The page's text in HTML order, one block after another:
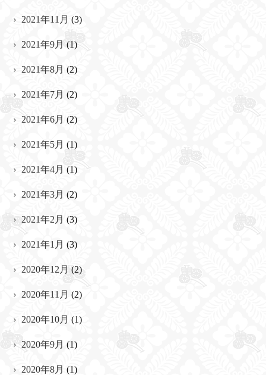
2021年11月 (3)
2021年9月 (1)
2021年8月 (2)
2021年7月 (2)
2021年6月 (2)
2021年5月 (1)
2021年4月 (1)
2021年3月 (2)
2021年2月 (3)
2021年1月 (3)
2020年12月 (2)
2020年11月 (2)
2020年10月 (1)
2020年9月 (1)
2020年8月 (1)